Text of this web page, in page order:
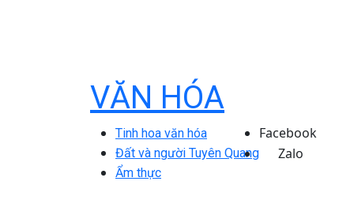
VĂN HÓA
Tinh hoa văn hóa
Đất và người Tuyên Quang
Ẩm thực
Facebook
Zalo